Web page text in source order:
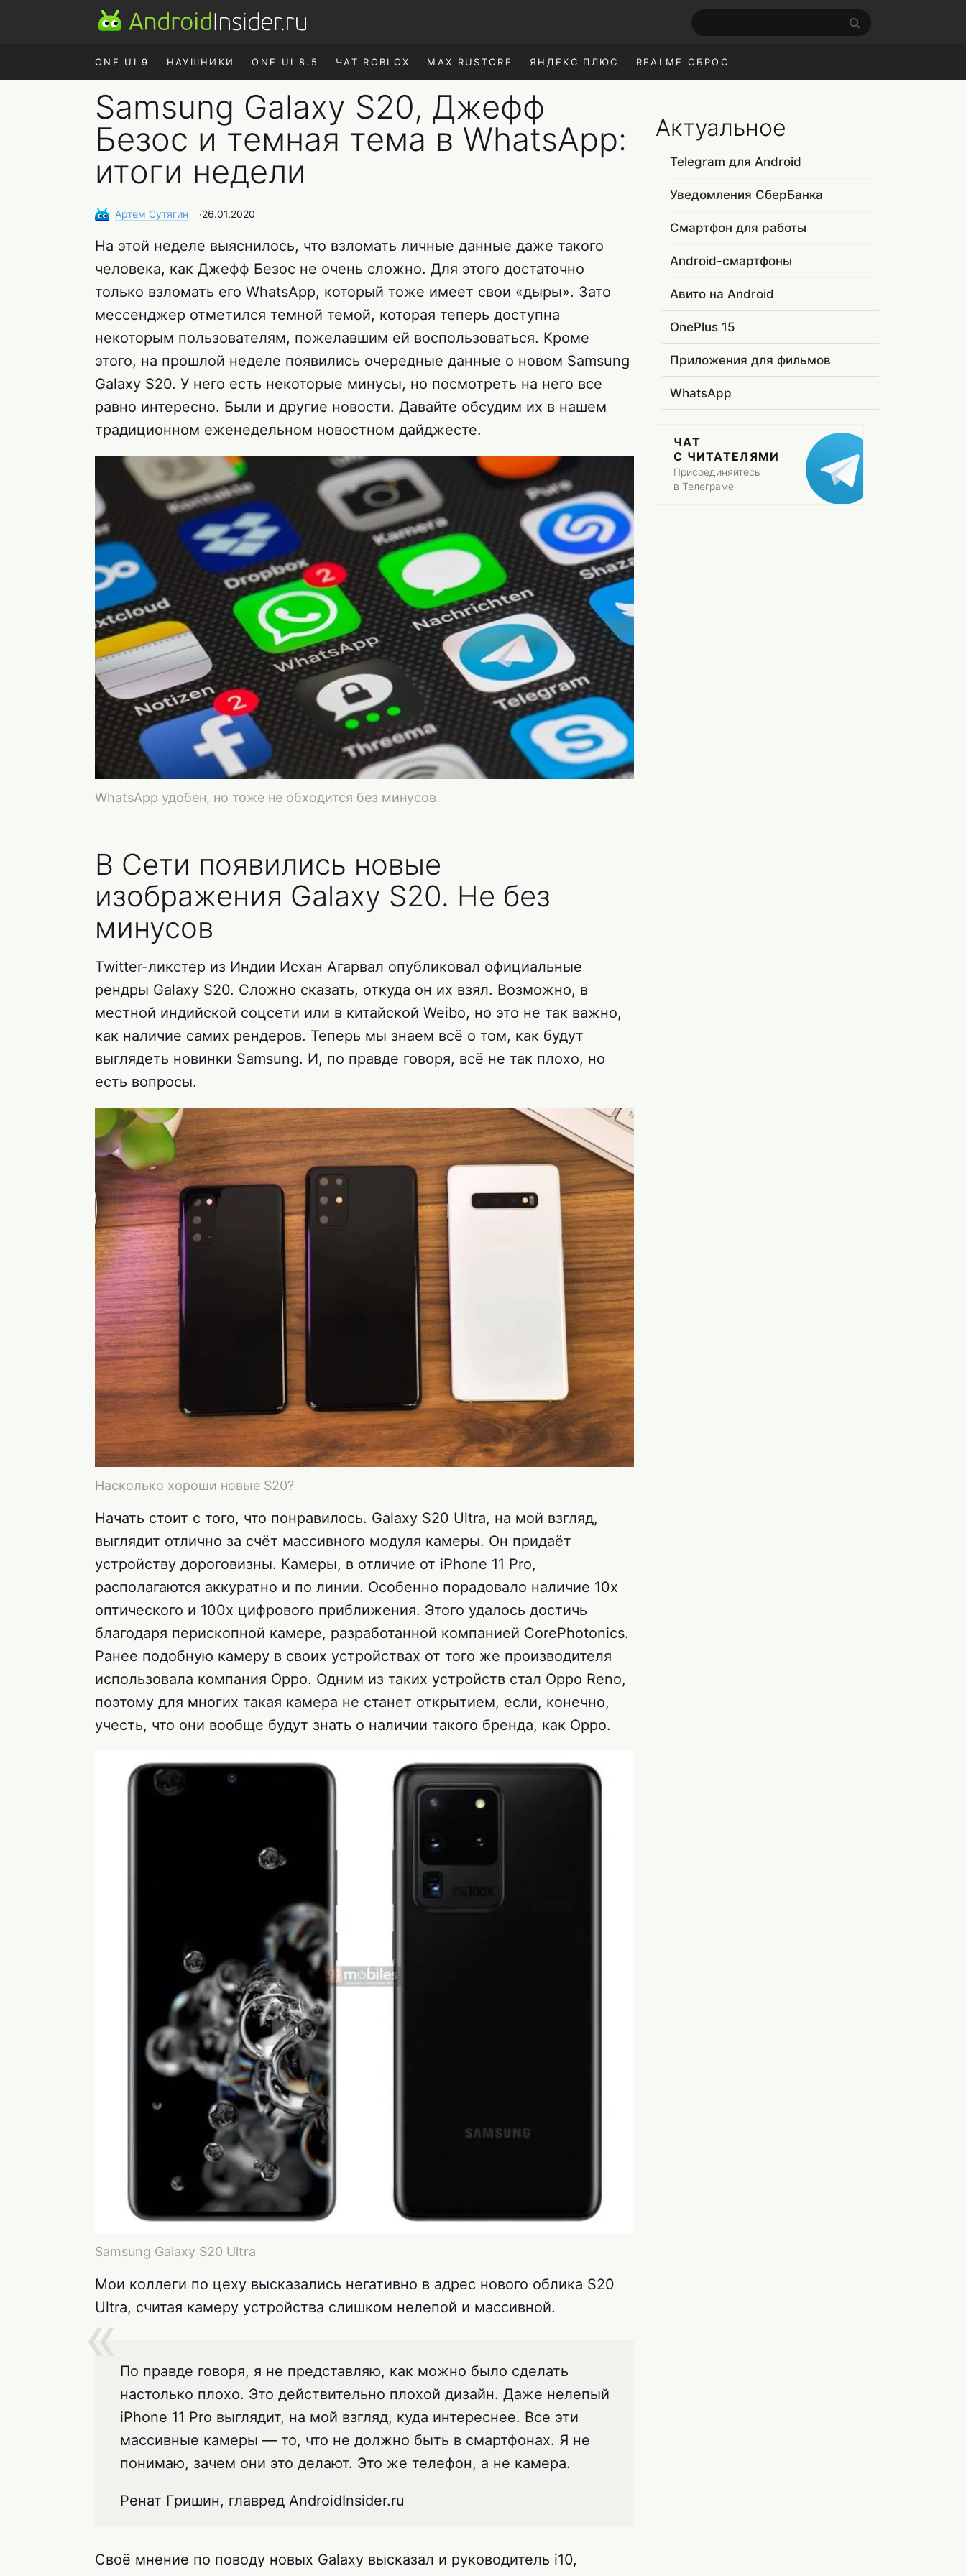
ONE UI 9 НАУШНИКИ ONE UI 8.5 ЧАТ ROBLOX MAX RUSTORE ЯНДЕКС ПЛЮС REALME СБРОС
Samsung Galaxy S20, Джефф
Безос и темная тема в WhatsApp:
итоги недели
Артем Сутягин ∙26.01.2020
На этой неделе выяснилось, что взломать личные данные даже такого
человека, как Джефф Безос не очень сложно. Для этого достаточно
только взломать его WhatsApp, который тоже имеет свои «дыры». Зато
мессенджер отметился темной темой, которая теперь доступна
некоторым пользователям, пожелавшим ей воспользоваться. Кроме
этого, на прошлой неделе появились очередные данные о новом Samsung
Galaxy S20. У него есть некоторые минусы, но посмотреть на него все
равно интересно. Были и другие новости. Давайте обсудим их в нашем
традиционном еженедельном новостном дайджесте.
WhatsApp удобен, но тоже не обходится без минусов.
В Сети появились новые
изображения Galaxy S20. Не без
минусов
Twitter-ликстер из Индии Исхан Агарвал опубликовал официальные
рендры Galaxy S20. Сложно сказать, откуда он их взял. Возможно, в
местной индийской соцсети или в китайской Weibo, но это не так важно,
как наличие самих рендеров. Теперь мы знаем всё о том, как будут
выглядеть новинки Samsung. И, по правде говоря, всё не так плохо, но
есть вопросы.
Насколько хороши новые S20?
Начать стоит с того, что понравилось. Galaxy S20 Ultra, на мой взгляд,
выглядит отлично за счёт массивного модуля камеры. Он придаёт
устройству дороговизны. Камеры, в отличие от iPhone 11 Pro,
располагаются аккуратно и по линии. Особенно порадовало наличие 10х
оптического и 100х цифрового приближения. Этого удалось достичь
благодаря перископной камере, разработанной компанией CorePhotonics.
Ранее подобную камеру в своих устройствах от того же производителя
использовала компания Oppo. Одним из таких устройств стал Oppo Reno,
поэтому для многих такая камера не станет открытием, если, конечно,
учесть, что они вообще будут знать о наличии такого бренда, как Oppo.
Samsung Galaxy S20 Ultra
Мои коллеги по цеху высказались негативно в адрес нового облика S20
Ultra, считая камеру устройства слишком нелепой и массивной.
По правде говоря, я не представляю, как можно было сделать
настолько плохо. Это действительно плохой дизайн. Даже нелепый
iPhone 11 Pro выглядит, на мой взгляд, куда интереснее. Все эти
массивные камеры — то, что не должно быть в смартфонах. Я не
понимаю, зачем они это делают. Это же телефон, а не камера.
Ренат Гришин, главред AndroidInsider.ru
Своё мнение по поводу новых Galaxy высказал и руководитель i10,
Актуальное
Telegram для Android
Уведомления СберБанка
Смартфон для работы
Android-смартфоны
Авито на Android
OnePlus 15
Приложения для фильмов
WhatsApp
ЧАТ
С ЧИТАТЕЛЯМИ
Присоединяйтесь
в Телеграме